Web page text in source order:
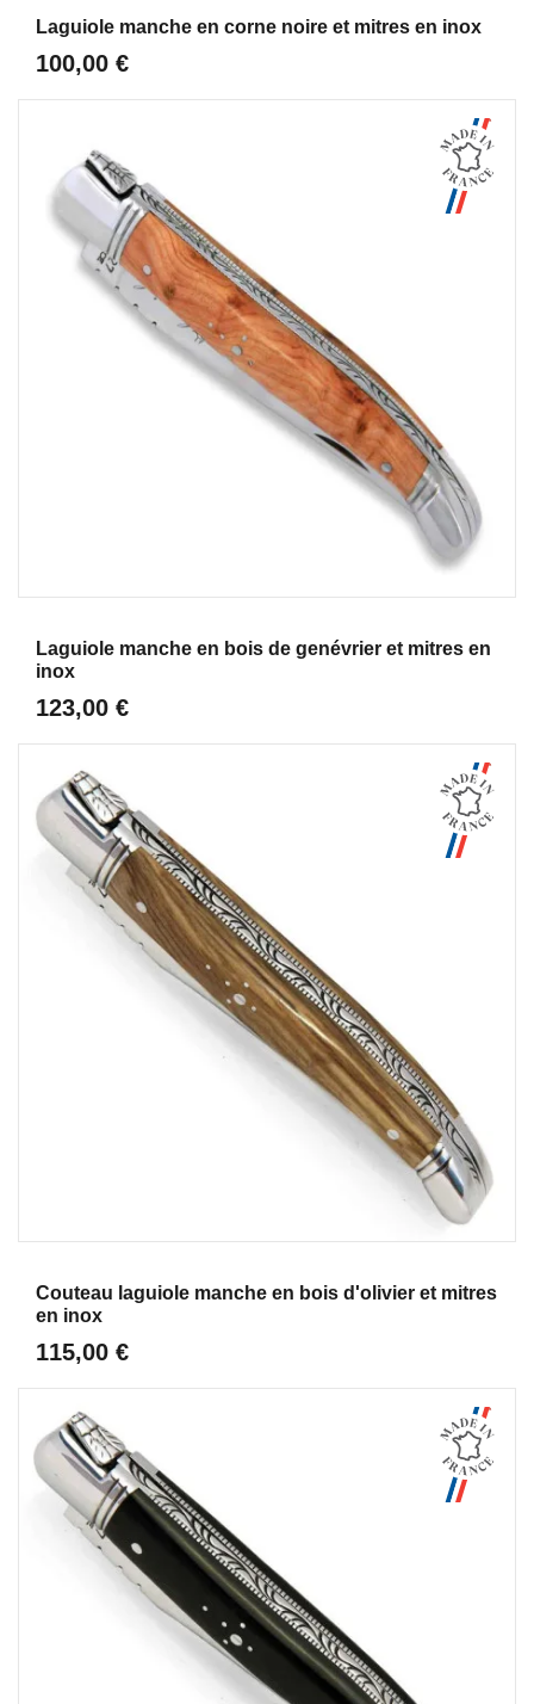
Laguiole manche en corne noire et mitres en inox
100,00 €
Laguiole manche en bois de genévrier et mitres en
inox
123,00 €
Couteau laguiole manche en bois d'olivier et mitres
en inox
115,00 €